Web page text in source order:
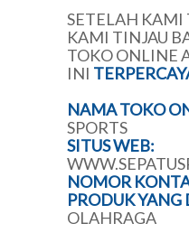
SETELAH KAMI
KAMI TINJAU
TOKO ONLINE
INI
NAMA TOKO
SPORTS
SITUS WEB:
NOMOR
PRODUK YANG
OLAHRAGA